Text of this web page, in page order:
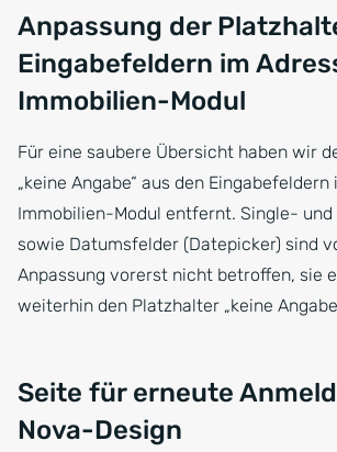
Anpassung der
Eingabefeldern im
Immobilien-Modul
Für eine saubere Übersicht haben wir
„keine Angabe“ aus den
Immobilien-Modul entfernt. Single-
sowie Datumsfelder (Datepicker) sind
Anpassung vorerst nicht betroffen, sie
weiterhin den Platzhalter „keine
Seite für erneute
Nova-Design